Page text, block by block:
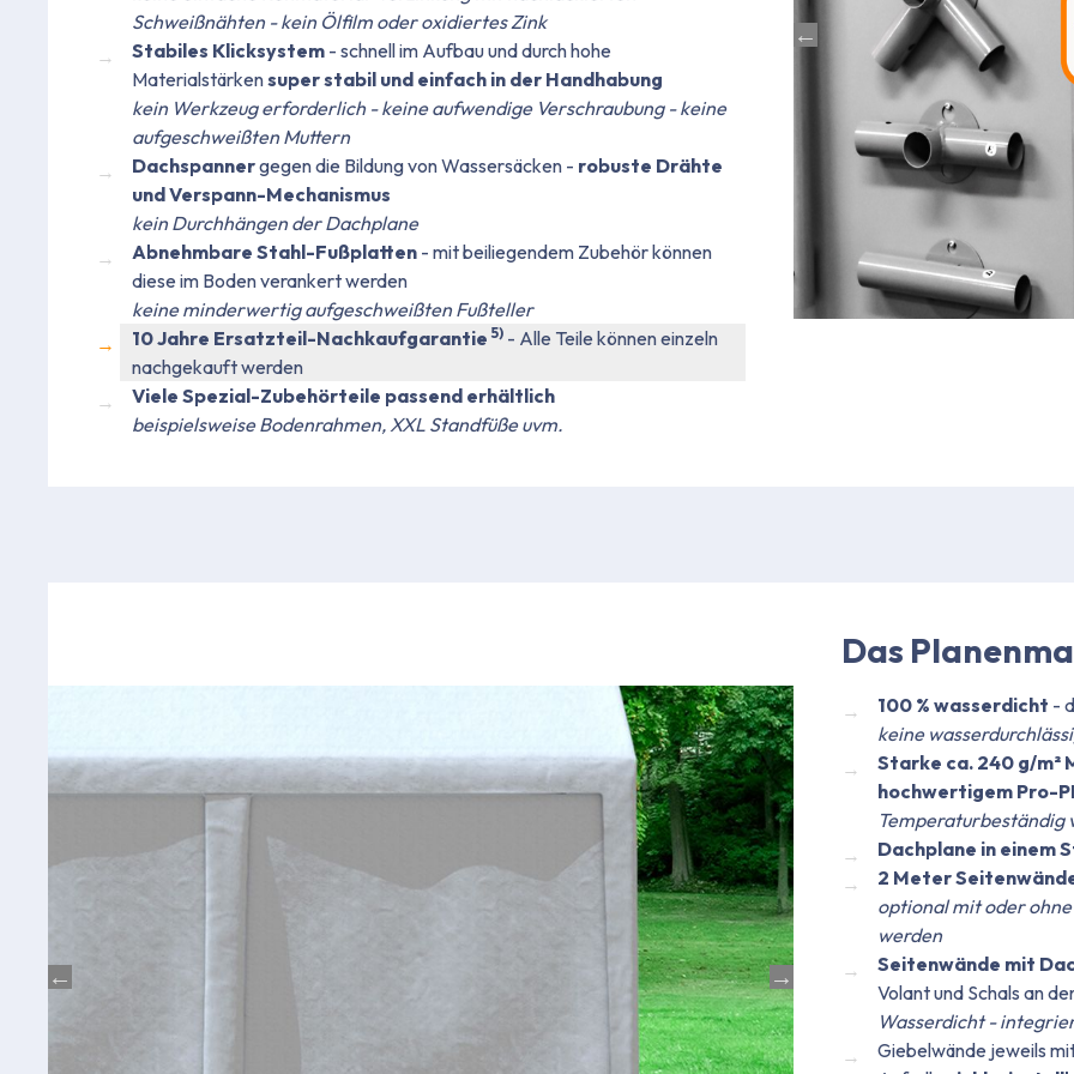
Schweißnähten - kein Ölfilm oder oxidiertes Zink
Stabiles Klicksystem - schnell im Aufbau und durch hohe
Materialstärkensuper stabil und einfach in der Handhabung
kein Werkzeug erforderlich - keine aufwendige Verschraubung - keine
aufgeschweißten Muttern
Dachspannergegen die Bildung von Wassersäcken - robuste Drähte
und Verspann-Mechanismus
kein Durchhängen der Dachplane
Abnehmbare Stahl-Fußplatten - mit beiliegendem Zubehör können
diese im Boden verankert werden
keine minderwertig aufgeschweißten Fußteller
10 Jahre Ersatzteil-Nachkaufgarantie 5) - Alle Teile können einzeln
nachgekauft werden
Viele Spezial-Zubehörteile passend erhältlich
beispielsweise Bodenrahmen, XXL Standfüße uvm.
Das
100 % wasserdicht -
keine
Starke ca. 240 g/
hochwertigem Pro-
Temperaturbeständig
Dachplane in einem
2 Meter
optional mit oder
werden
Seitenwände mit
Volant und Schals an
Wasserdicht -
Giebelwände jeweils